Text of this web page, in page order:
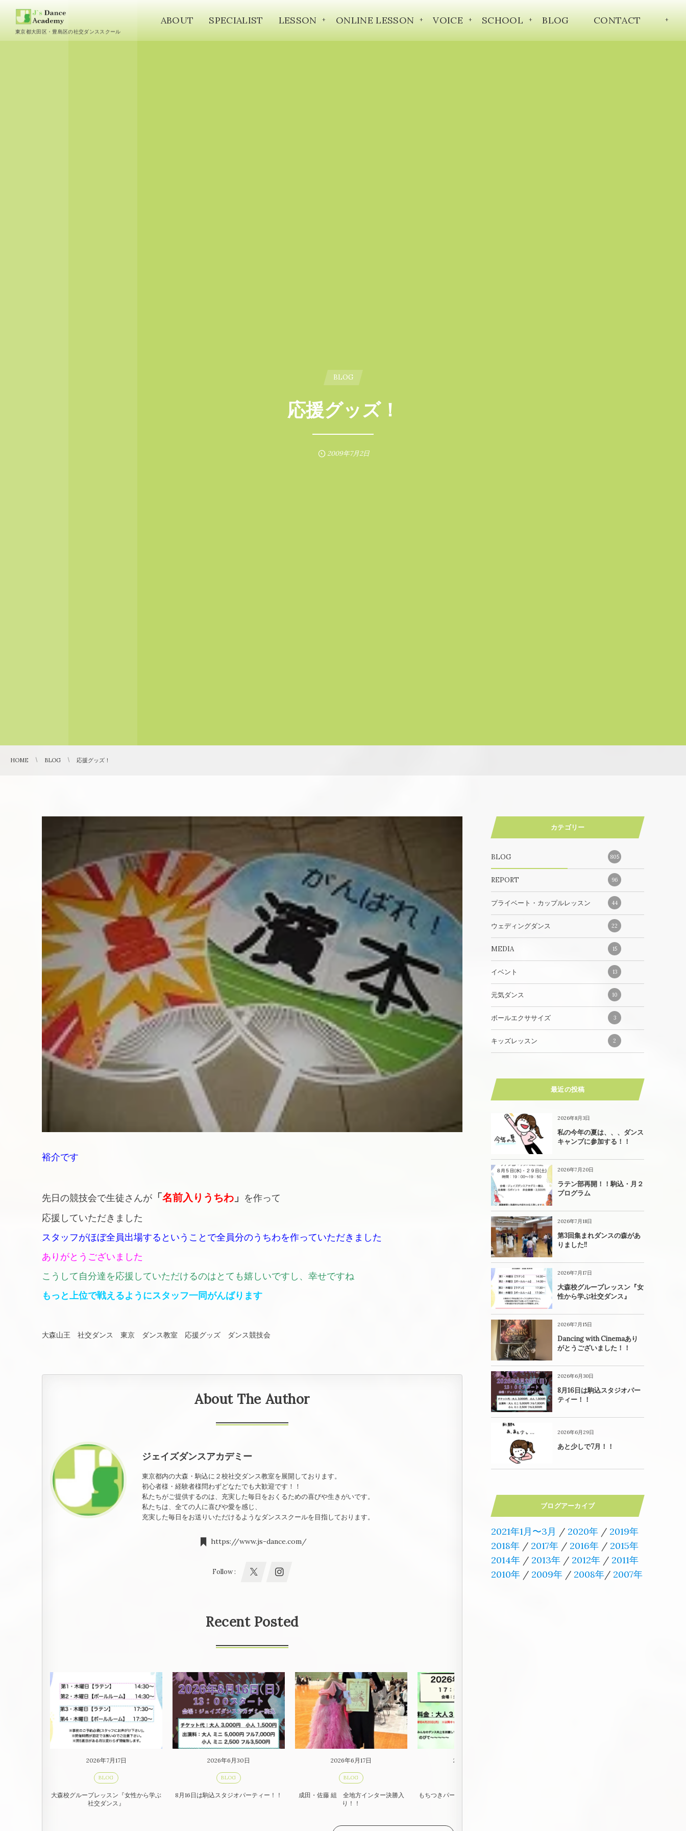
東京都大田区・豊島区の社交ダンススクール
ABOUT SPECIALIST LESSON ONLINE LESSON VOICE SCHOOL BLOG CONTACT
BLOG
応援グッズ！
2009年7月2日
HOME BLOG 応援グッズ！
裕介です
先日の競技会で生徒さんが 「名前入りうちわ 」 を作って
応援していただきました
スタッフがほぼ全員出場するということで全員分のうちわを作っていただきました
ありがとうございました
こうして自分達を応援していただけるのはとても嬉しいですし、幸せですね
もっと上位で戦えるようにスタッフ一同がんばります
大森山王 社交ダンス 東京 ダンス教室 応援グッズ ダンス競技会
About The Author
ジェイズダンスアカデミー
東京都内の大森・駒込に２校社交ダンス教室を展開しております。
初心者様・経験者様問わずどなたでも大歓迎です！！
私たちがご提供するのは、充実した毎日をおくるための喜びや生きがいです。
私たちは、全ての人に喜びや愛を感じ、
充実した毎日をお送りいただけるようなダンススクールを目指しております。
https://www.js-dance.com/
Follow :
Recent Posted
2026年7月17日
BLOG
大森校グループレッスン『女性から学ぶ
社交ダンス』
2026年6月30日
BLOG
8月16日は駒込スタジオパーティー！！
2026年6月17日
BLOG
成田・佐藤 組 全地方インター決勝入
り！！
2026年4月15日
もちつきパーティーチケット販売中！！
カテゴリー
BLOG 805
REPORT 96
プライベート・カップルレッスン 44
ウェディングダンス 22
MEDIA 15
イベント 13
元気ダンス 10
ボールエクササイズ 3
キッズレッスン 2
最近の投稿
2026年8月3日
私の今年の夏は、、、ダンス
キャンプに参加する！！
2026年7月20日
ラテン部再開！！駒込・月２
プログラム
2026年7月18日
第3回集まれダンスの森があ
りました!!
2026年7月17日
大森校グループレッスン『女
性から学ぶ社交ダンス』
2026年7月15日
Dancing with Cinemaあり
がとうございました！！
2026年6月30日
8月16日は駒込スタジオパー
ティー！！
2026年6月29日
あと少しで7月！！
ブログアーカイブ
2021年1月〜3月 / 2020年 / 2019年
2018年 / 2017年 / 2016年 / 2015年
2014年 / 2013年 / 2012年 / 2011年
2010年 / 2009年 / 2008年/ 2007年